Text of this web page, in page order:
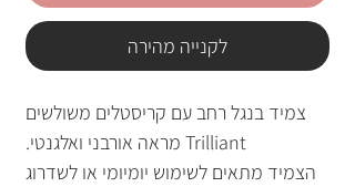
לקנייה מהירה
צמיד בנגל רחב עם קריסטלים משולשים
Trilliant מראה אורבני ואלגנטי.
הצמיד מתאים לשימוש יומיומי או לשדרוג